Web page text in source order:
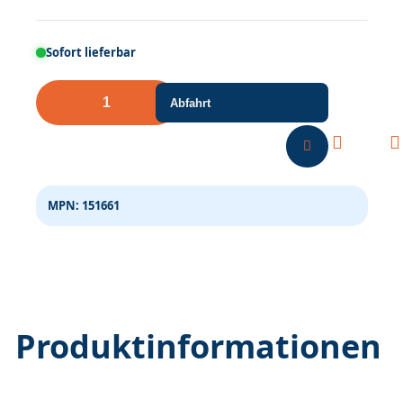
Sofort lieferbar
Jugendliche
auf
Menge
Abfahrt
MPN: 151661
Produktinformationen